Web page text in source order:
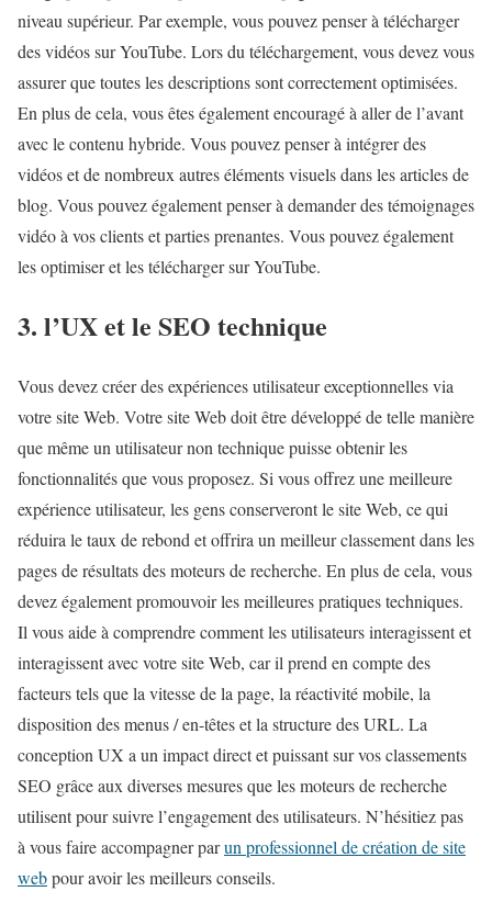
niveau supérieur. Par exemple, vous pouvez penser à télécharger
des vidéos sur YouTube. Lors du téléchargement, vous devez vous
assurer que toutes les descriptions sont correctement optimisées.
En plus de cela, vous êtes également encouragé à aller de l’avant
avec le contenu hybride. Vous pouvez penser à intégrer des
vidéos et de nombreux autres éléments visuels dans les articles de
blog. Vous pouvez également penser à demander des témoignages
vidéo à vos clients et parties prenantes. Vous pouvez également
les optimiser et les télécharger sur YouTube.
3. l’UX et le SEO technique
Vous devez créer des expériences utilisateur exceptionnelles via
votre site Web. Votre site Web doit être développé de telle manière
que même un utilisateur non technique puisse obtenir les
fonctionnalités que vous proposez. Si vous offrez une meilleure
expérience utilisateur, les gens conserveront le site Web, ce qui
réduira le taux de rebond et offrira un meilleur classement dans les
pages de résultats des moteurs de recherche. En plus de cela, vous
devez également promouvoir les meilleures pratiques techniques.
Il vous aide à comprendre comment les utilisateurs interagissent et
interagissent avec votre site Web, car il prend en compte des
facteurs tels que la vitesse de la page, la réactivité mobile, la
disposition des menus / en-têtes et la structure des URL. La
conception UX a un impact direct et puissant sur vos classements
SEO grâce aux diverses mesures que les moteurs de recherche
utilisent pour suivre l’engagement des utilisateurs. N’hésitiez pas
à vous faire accompagner parun professionnel de création de site
webpour avoir les meilleurs conseils.